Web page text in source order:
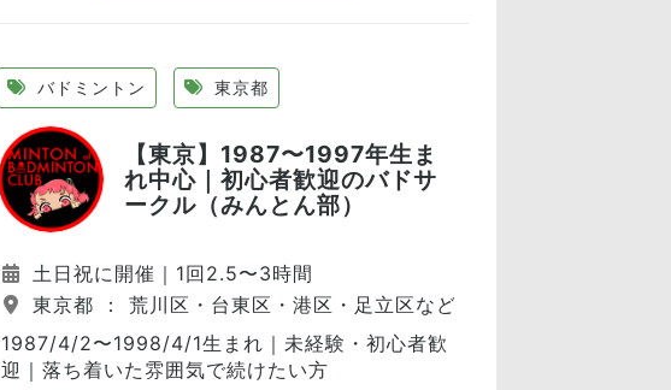
バドミントン 東京都
【東京】1987〜1997年生ま
れ中心｜初心者歓迎のバドサ
ークル（みんとん部）
土日祝に開催｜1回2.5〜3時間
東京都 ： 荒川区・台東区・港区・足立区など（予約状況により変動）
1987/4/2〜1998/4/1生まれ｜未経験・初心者歓
迎｜落ち着いた雰囲気で続けたい方